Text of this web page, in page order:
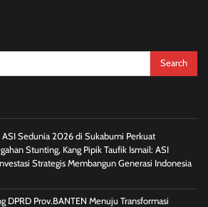
ASI Sedunia 2026 di Sukabumi Perkuat
Stunting, Kang Pipik Taufik Ismail: ASI
Strategis Membangun Generasi Indonesia
DPRD Prov.BANTEN Menuju Transformasi